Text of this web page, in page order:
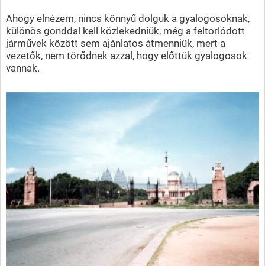
Ahogy elnézem, nincs könnyű dolguk a gyalogosoknak,
különös gonddal kell közlekedniük, még a feltorlódott
járművek között sem ajánlatos átmenniük, mert a
vezetők, nem törődnek azzal, hogy előttük gyalogosok
vannak.